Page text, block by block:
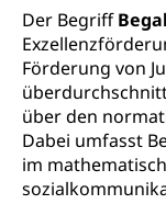
Der Begriff
Förderung von
über den
Dabei umfasst
im
Ambulant vor
AHV / IV
Altersrente,
Pensionskasse,